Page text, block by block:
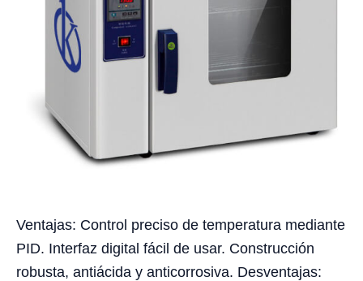
Ventajas: Control preciso de temperatura mediante
PID. Interfaz digital fácil de usar. Construcción
robusta, antiácida y anticorrosiva. Desventajas: